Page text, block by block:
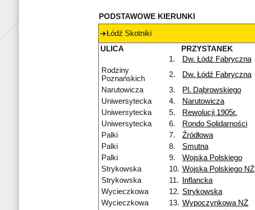
PODSTAWOWE KIERUNKI
Łódź Skotniki
ULICA
PRZYSTANEK
1.
Dw. Łódź Fabryczna
Rodziny
Poznańskich
2. Dw. Łódź Fabryczna
Narutowicza 3. Pl. Dąbrowskiego
Uniwersytecka
4. Narutowicza
Uniwersytecka
5. Rewolucji 1905r.
Uniwersytecka
6. Rondo Solidarności
Palki
7. Źródłowa
Palki
8. Smutna
Palki
9. Wojska Polskiego
Strykowska
10. Wojska Polskiego NŻ
Strykowska
11. Inflancka
Wycieczkowa
12. Strykowska
Wycieczkowa
13. Wypoczynkowa NŻ